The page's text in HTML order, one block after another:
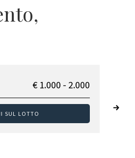
€ 1.000 - 2.000
SUL LOTTO